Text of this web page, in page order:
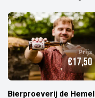
Prijs
€17,50
Bierproeverij de Hemel